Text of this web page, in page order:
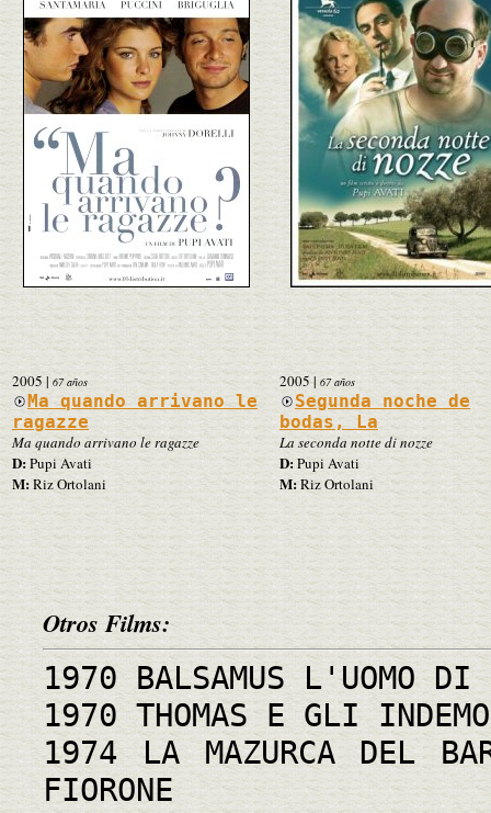
2005| 67 años
Ma quando arrivano le
ragazze
Ma quando arrivano le ragazze
D:Pupi Avati
M:Riz Ortolani
2005| 67 años
Segunda noche de
bodas, La
La seconda notte di nozze
D:Pupi Avati
M:Riz Ortolani
Otros Films:
1970 BALSAMUS L'UOMO DI
1970 THOMAS E GLI
1974 LA MAZURCA DEL
FIORONE